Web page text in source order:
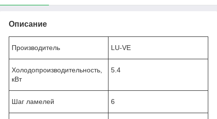
Описание
Производитель LU-VE
Холодопроизводительность,
кВт
5.4
Шаг ламелей 6